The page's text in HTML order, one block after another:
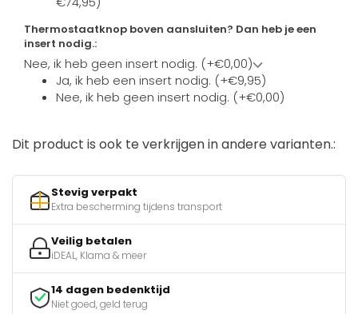
Thermostaatknop boven aansluiten? Dan heb je een
insert nodig.:
Nee, ik heb geen insert nodig. (+€0,00)
Ja, ik heb een insert nodig. (+€9,95)
Nee, ik heb geen insert nodig. (+€0,00)
Dit product is ook te verkrijgen in andere varianten.:
Stevig verpakt
Extra bescherming tijdens transport
Veilig betalen
iDEAL, Klarna & meer
14 dagen bedenktijd
Niet goed, geld terug